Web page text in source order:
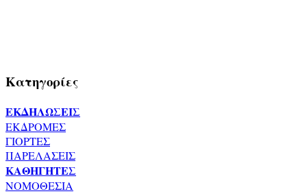
Κατηγορίες
ΕΚΔΗΛΩΣΕΙΣ
ΕΚΔΡΟΜΕΣ
ΓΙΟΡΤΕΣ
ΠΑΡΕΛΑΣΕΙΣ
ΚΑΘΗΓΗΤΕΣ
ΝΟΜΟΘΕΣΙΑ